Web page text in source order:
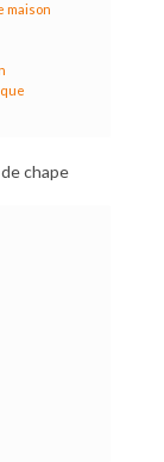
maison
chape